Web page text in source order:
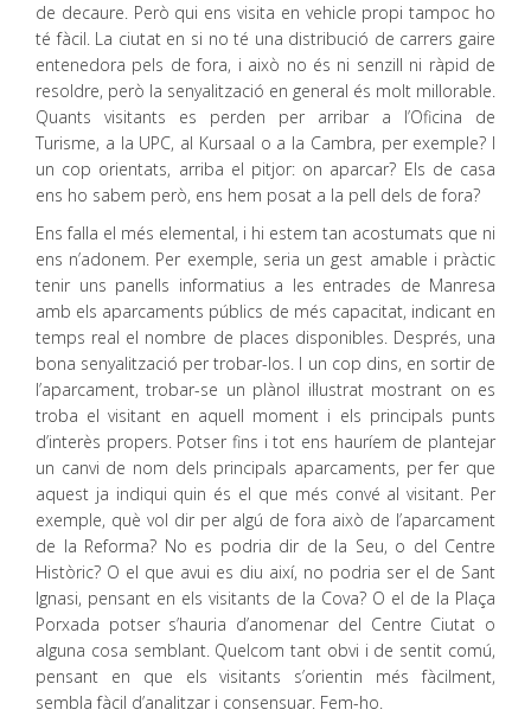
de decaure. Però qui ens visita en vehicle propi tampoc ho
té fàcil. La ciutat en si no té una distribució de carrers gaire
entenedora pels de fora, i això no és ni senzill ni ràpid de
resoldre, però la senyalització en general és molt millorable.
Quants visitants es perden per arribar a l’Oficina de
Turisme, a la UPC, al Kursaal o a la Cambra, per exemple? I
un cop orientats, arriba el pitjor: on aparcar? Els de casa
ens ho sabem però, ens hem posat a la pell dels de fora?
Ens falla el més elemental, i hi estem tan acostumats que ni
ens n’adonem. Per exemple, seria un gest amable i pràctic
tenir uns panells informatius a les entrades de Manresa
amb els aparcaments públics de més capacitat, indicant en
temps real el nombre de places disponibles. Després, una
bona senyalització per trobar-los. I un cop dins, en sortir de
l’aparcament, trobar-se un plànol il·lustrat mostrant on es
troba el visitant en aquell moment i els principals punts
d’interès propers. Potser fins i tot ens hauríem de plantejar
un canvi de nom dels principals aparcaments, per fer que
aquest ja indiqui quin és el que més convé al visitant. Per
exemple, què vol dir per algú de fora això de l’aparcament
de la Reforma? No es podria dir de la Seu, o del Centre
Històric? O el que avui es diu així, no podria ser el de Sant
Ignasi, pensant en els visitants de la Cova? O el de la Plaça
Porxada potser s’hauria d’anomenar del Centre Ciutat o
alguna cosa semblant. Quelcom tant obvi i de sentit comú,
pensant en que els visitants s’orientin més fàcilment,
sembla fàcil d’analitzar i consensuar. Fem-ho.